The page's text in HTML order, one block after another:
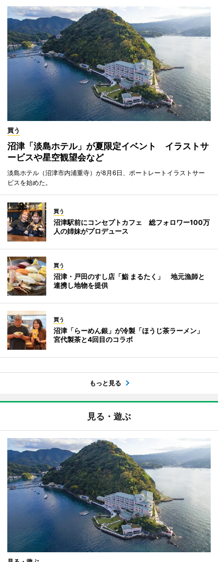
買う
沼津「淡島ホテル」が夏限定イベント イラストサ
ービスや星空観望会など
淡島ホテル（沼津市内浦重寺）が8月6日、ポートレートイラストサー
ビスを始めた。
買う
沼津駅前にコンセプトカフェ 総フォロワー100万
人の姉妹がプロデュース
買う
沼津・戸田のすし店「鮨 まるたく」 地元漁師と
連携し地物を提供
買う
沼津「らーめん銀」が冷製「ほうじ茶ラーメン」
宮代製茶と4回目のコラボ
もっと見る
見る・遊ぶ